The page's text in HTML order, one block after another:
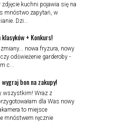
kuchni pojawia się na
mnóstwo zapytań, w
Dzi...
+ Konkurs!
nowa fryzura, nowy
odświeżenie garderoby -
c...
bon na zakupy!
wszystkim! Wraz z
dla Was nowy
to miejsce
mnóstwem ręcznie